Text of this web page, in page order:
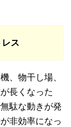
ス
、物干し場、
長くなった
駄な動きが発
非効率になっ